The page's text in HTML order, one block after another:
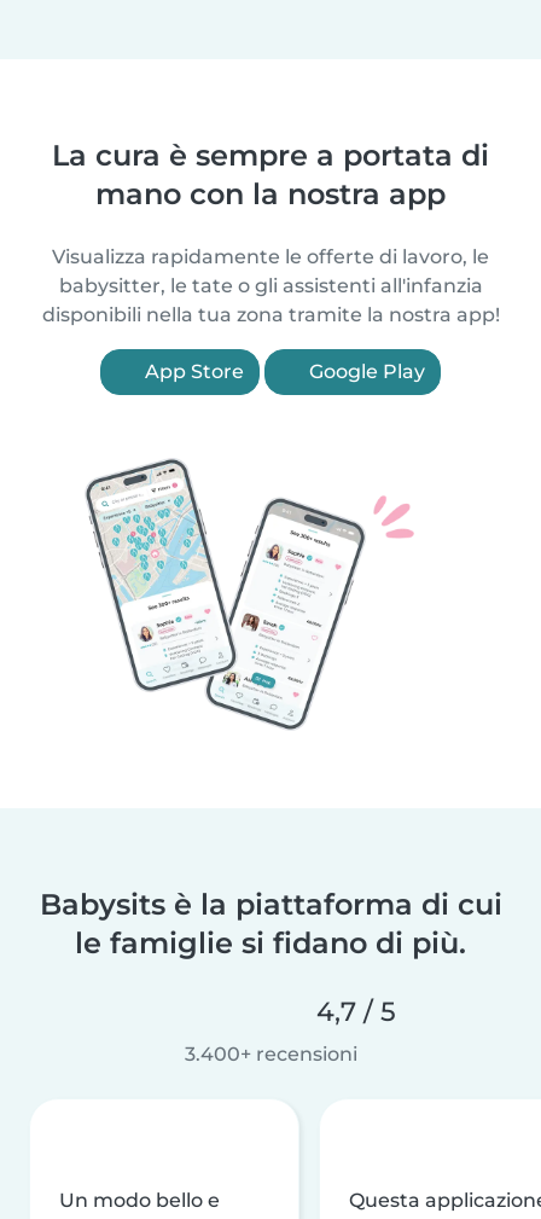
La cura è sempre a portata di
mano con la nostra app
Visualizza rapidamente le offerte di lavoro, le
babysitter, le tate o gli assistenti all'infanzia
disponibili nella tua zona tramite la nostra app!
App Store Google Play
Babysits è la piattaforma di cui
le famiglie si fidano di più.
4,7 / 5
3.400+ recensioni
Un modo bello e
Questa